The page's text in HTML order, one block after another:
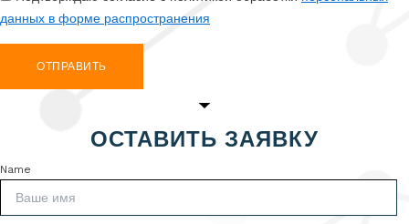
данных в форме распространения
ОТПРАВИТЬ
ОСТАВИТЬ ЗАЯВКУ
Name